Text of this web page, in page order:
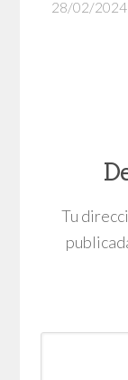
28/02/2024
Tu